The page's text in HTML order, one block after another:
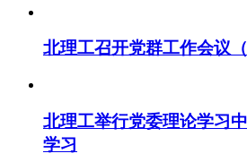
北理工召开党群工作会议（
北理工举行党委理论学习
学习